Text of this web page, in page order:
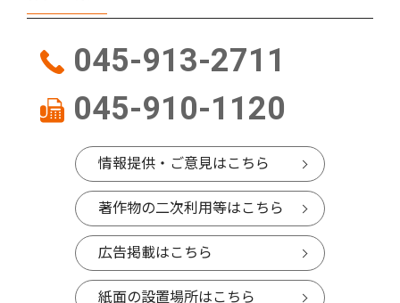
045-913-2711
045-910-1120
情報提供・ご意見はこちら
著作物の二次利用等はこちら
広告掲載はこちら
紙面の設置場所はこちら